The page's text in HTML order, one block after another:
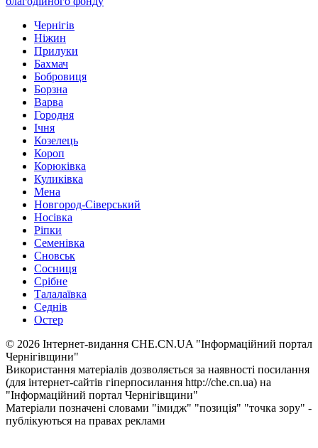
Чернігів
Ніжин
Прилуки
Бахмач
Бобровиця
Борзна
Варва
Городня
Ічня
Козелець
Короп
Корюківка
Куликівка
Мена
Новгород-Сіверський
Носівка
Ріпки
Семенівка
Сновськ
Сосниця
Срібне
Талалаївка
Седнів
Остер
© 2026 Інтернет-видання CHE.CN.UA "Інформаційний портал
Чернiгiвщини"
Використання матеріалів дозволяється за наявності посилання
(для інтернет-сайтів гіперпосилання http://che.cn.ua) на
"Інформаційний портал Чернiгiвщини"
Матеріали позначені словами "імидж" "позиція" "точка зору" -
публікуються на правах реклами